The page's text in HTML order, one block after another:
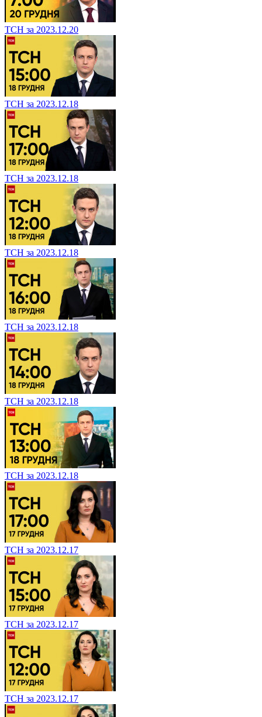
ТСН за 2023.12.20
ТСН за 2023.12.18
ТСН за 2023.12.18
ТСН за 2023.12.18
ТСН за 2023.12.18
ТСН за 2023.12.18
ТСН за 2023.12.18
ТСН за 2023.12.17
ТСН за 2023.12.17
ТСН за 2023.12.17